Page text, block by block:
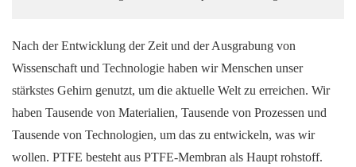
Nach der Entwicklung der Zeit und der Ausgrabung von
Wissenschaft und Technologie haben wir Menschen unser
stärkstes Gehirn genutzt, um die aktuelle Welt zu erreichen. Wir
haben Tausende von Materialien, Tausende von Prozessen und
Tausende von Technologien, um das zu entwickeln, was wir
wollen. PTFE besteht aus PTFE-Membran als Haupt rohstoff.